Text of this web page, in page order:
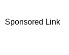
Sponsored Link